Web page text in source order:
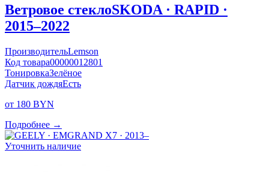
Ветровое стеклоSKODA · RAPID ·
2015–2022
ПроизводительLemson
Код товара00000012801
ТонировкаЗелёное
Датчик дождяЕсть
от 180 BYN
Подробнее →
Уточнить наличие